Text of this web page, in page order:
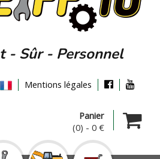
- Sûr - Personnel
Mentions légales
Panier
(0) - 0 €